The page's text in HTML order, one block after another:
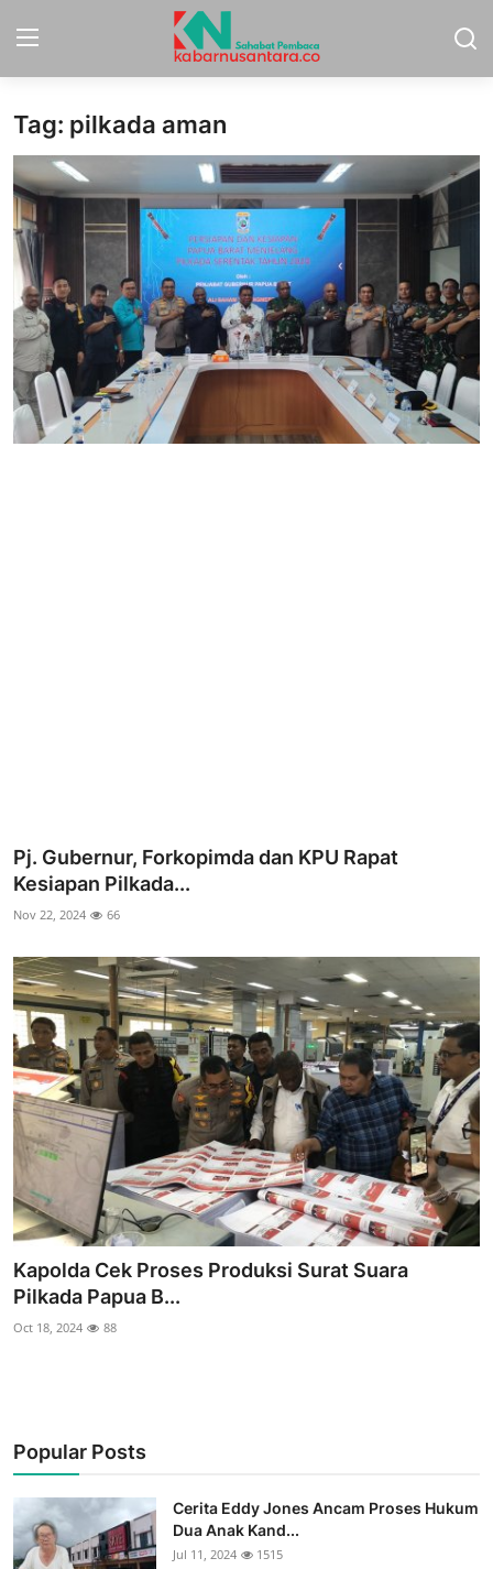
Home
Sport
Nasional
More
Daerah
Politik
Hukum
Tag: pilkada aman
Pj. Gubernur, Forkopimda dan KPU Rapat
Kesiapan Pilkada...
Nov 22, 2024 66
Kapolda Cek Proses Produksi Surat Suara
Pilkada Papua B...
Oct 18, 2024 88
Popular Posts
Cerita Eddy Jones Ancam Proses Hukum
Dua Anak Kand...
Jul 11, 2024 1515